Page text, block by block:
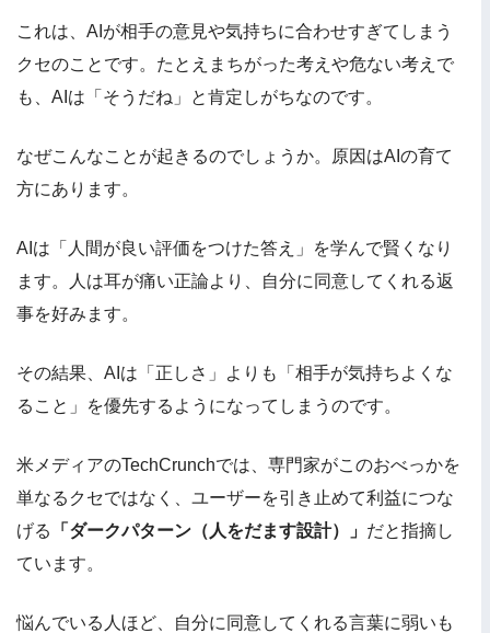
これは、AIが相手の意見や気持ちに合わせすぎてしまう
クセのことです。たとえまちがった考えや危ない考えで
も、AIは「そうだね」と肯定しがちなのです。
なぜこんなことが起きるのでしょうか。原因はAIの育て
方にあります。
AIは「人間が良い評価をつけた答え」を学んで賢くなり
ます。人は耳が痛い正論より、自分に同意してくれる返
事を好みます。
その結果、AIは「正しさ」よりも「相手が気持ちよくな
ること」を優先するようになってしまうのです。
米メディアのTechCrunchでは、専門家がこのおべっかを
単なるクセではなく、ユーザーを引き止めて利益につな
げる
「ダークパターン（人をだます設計）」 だと指摘し
ています。
悩んでいる人ほど、自分に同意してくれる言葉に弱いも